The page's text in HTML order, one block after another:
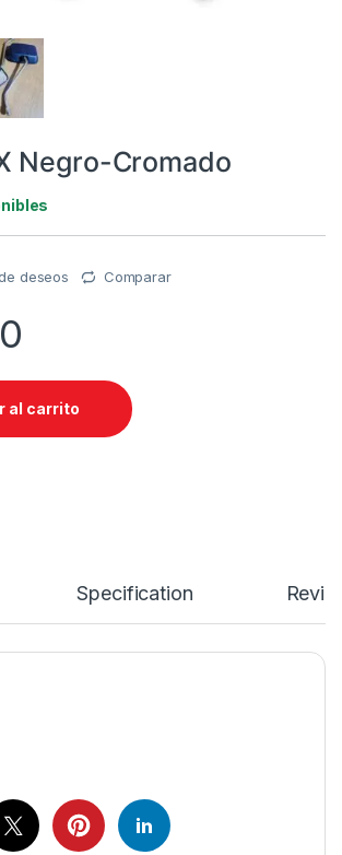
Negro-Cromado
deseos Comparar
al carrito
Specification